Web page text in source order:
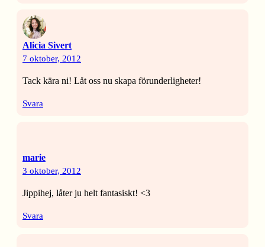
Alicia Sivert
7 oktober, 2012
Tack kära ni! Låt oss nu skapa förunderligheter!
Svara
marie
3 oktober, 2012
Jippihej, låter ju helt fantasiskt! <3
Svara